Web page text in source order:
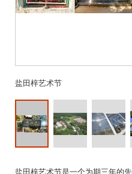
盐田梓艺术节
盐田梓艺术节是一个为期三年的